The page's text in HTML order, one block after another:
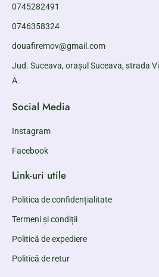
0745282491
0746358324
douafiremov@gmail.com
Jud. Suceava, orașul Suceava, strada
A.
Social Media
Instagram
Facebook
Link-uri utile
Politica de confidențialitate
Termeni și condiții
Politică de expediere
Politică de retur